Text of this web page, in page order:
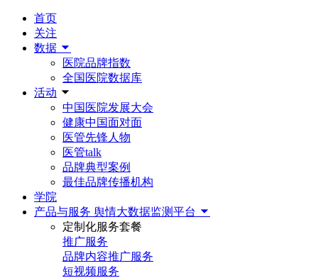
首页
关注
数据
医院品牌指数
全国医院数据库
活动
中国医院发展大会
健康中国面对面
医管先锋人物
医管talk
品牌典型案例
最佳品牌传播机构
学院
产品与服务 舆情大数据监测平台
定制化服务套餐
推广服务
品牌内容推广服务
短视频服务